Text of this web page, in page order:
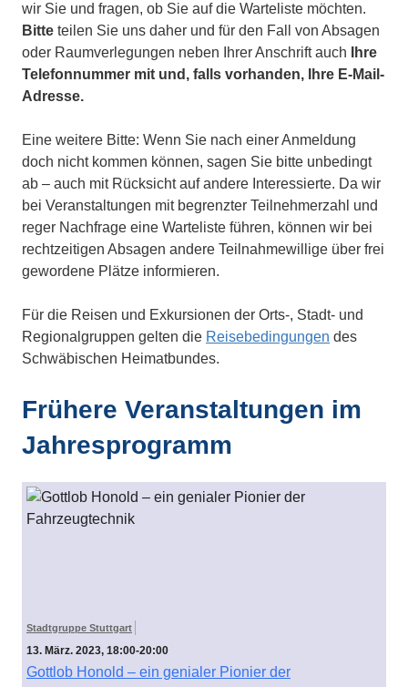
wir Sie und fragen, ob Sie auf die Warteliste möchten.
Bitte teilen Sie uns daher und für den Fall von Absagen
oder Raumverlegungen neben Ihrer Anschrift auch
Ihre
Telefonnummer mit und, falls vorhanden, Ihre E-Mail-
Adresse.
Eine weitere Bitte: Wenn Sie nach einer Anmeldung
doch nicht kommen können, sagen Sie bitte unbedingt
ab – auch mit Rücksicht auf andere Interessierte. Da wir
bei Veranstaltungen mit begrenzter Teilnehmerzahl und
reger Nachfrage eine Warteliste führen, können wir bei
rechtzeitigen Absagen andere Teilnahmewillige über frei
gewordene Plätze informieren.
Für die Reisen und Exkursionen der Orts-, Stadt- und
Regionalgruppen gelten die Reisebedingungen des
Schwäbischen Heimatbundes.
Frühere Veranstaltungen im
Jahresprogramm
Stadtgruppe Stuttgart
13. März. 2023, 18:00-20:00
Gottlob Honold – ein genialer Pionier der